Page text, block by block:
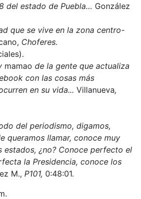
del estado de Puebla… González
que se vive en la zona centro-
Choferes.
mamao de la gente que actualiza
con las cosas más
en su vida... Villanueva,
del periodismo, digamos,
queramos llamar, conoce muy
estados, ¿no? Conoce perfecto el
la Presidencia, conoce los
M., P101, 0:48:01.